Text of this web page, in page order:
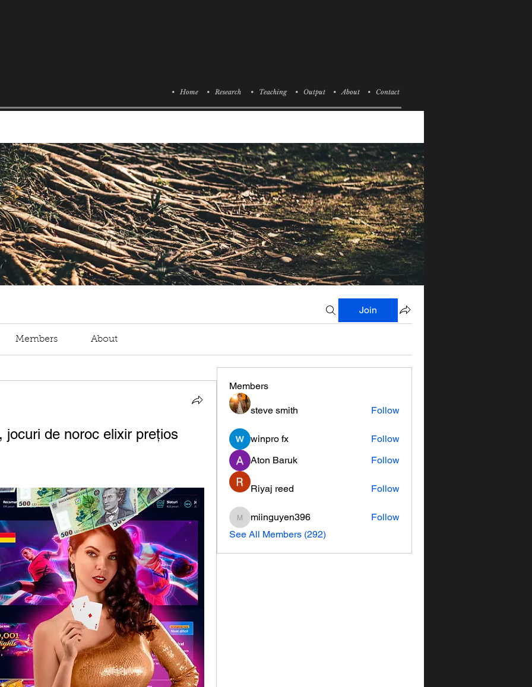
• Home • Research • Teaching • Output • About • Contact
Join
Members About
jocuri de noroc elixir prețios
Members
steve smith Follow
winpro fx
Follow
Aton Baruk
Follow
Riyaj reed Follow
miinguyen396
miinguyen396
Follow
See All Members (292)